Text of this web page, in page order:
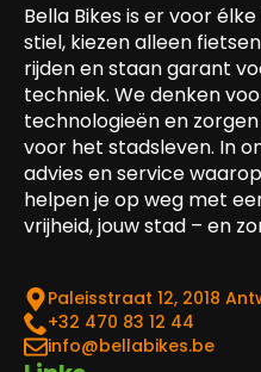
Bella Bikes is er voor
stiel, kiezen alleen
rijden en staan garant
techniek. We denken
technologieën en
voor het stadsleven. In
advies en service
helpen je op weg met
vrijheid, jouw stad – en
Paleisstraat 12, 2018
‎+32 470 83 12 44
info@bellabikes.be